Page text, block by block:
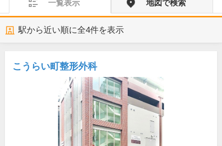
一覧表示 地図で検索
駅から近い順に全4件を表示
こうらい町整形外科